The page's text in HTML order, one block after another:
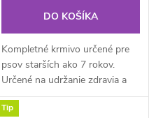
DO KOŠÍKA
Kompletné krmivo určené pre
psov starších ako 7 rokov.
Určené na udržanie zdravia a
ideálnej kondície starších psov.
Tip